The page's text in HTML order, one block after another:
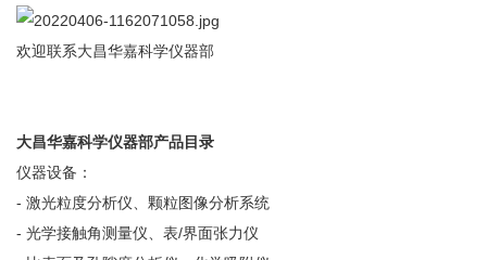
欢迎联系大昌华嘉科学仪器部
大昌华嘉科学仪器部产品目录
仪器设备：
- 激光粒度分析仪、颗粒图像分析系统
- 光学接触角测量仪、表/界面张力仪